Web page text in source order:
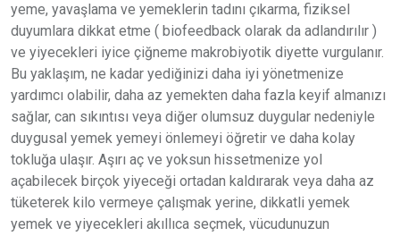
yeme, yavaşlama ve yemeklerin tadını çıkarma, fiziksel
duyumlara dikkat etme ( biofeedback olarak da adlandırılır )
ve yiyecekleri iyice çiğneme makrobiyotik diyette vurgulanır.
Bu yaklaşım, ne kadar yediğinizi daha iyi yönetmenize
yardımcı olabilir, daha az yemekten daha fazla keyif almanızı
sağlar, can sıkıntısı veya diğer olumsuz duygular nedeniyle
duygusal yemek yemeyi önlemeyi öğretir ve daha kolay
tokluğa ulaşır. Aşırı aç ve yoksun hissetmenize yol
açabilecek birçok yiyeceği ortadan kaldırarak veya daha az
tüketerek kilo vermeye çalışmak yerine, dikkatli yemek
yemek ve yiyecekleri akıllıca seçmek, vücudunuzun